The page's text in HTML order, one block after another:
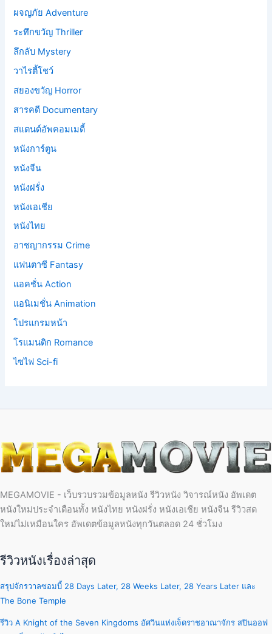
ผจญภัย Adventure
ระทึกขวัญ Thriller
ลึกลับ Mystery
วาไรตี้โชว์
สยองขวัญ Horror
สารคดี Documentary
สแตนด์อัพคอมเมดี้
หนังการ์ตูน
หนังจีน
หนังฝรั่ง
หนังเอเชีย
หนังไทย
อาชญากรรม Crime
แฟนตาซี Fantasy
แอคชั่น Action
แอนิเมชั่น Animation
โปรแกรมหน้า
โรแมนติก Romance
ไซไฟ Sci-fi
MEGAMOVIE - เว็บรวบรวมข้อมูลหนัง รีวิวหนัง วิจารณ์หนัง อัพเดต
หนังใหม่ประจำเดือนทั้ง หนังไทย หนังฝรั่ง หนังเอเชีย หนังจีน รีวิวสด
ใหม่ไม่เหมือนใคร อัพเดตข้อมูลหนังทุกวันตลอด 24 ชั่วโมง
รีวิวหนังเรื่องล่าสุด
สรุปจักรวาลซอมบี้ 28 Days Later, 28 Weeks Later, 28 Years Later และ
The Bone Temple
รีวิว A Knight of the Seven Kingdoms อัศวินแห่งเจ็ดราชอาณาจักร สปินออฟ